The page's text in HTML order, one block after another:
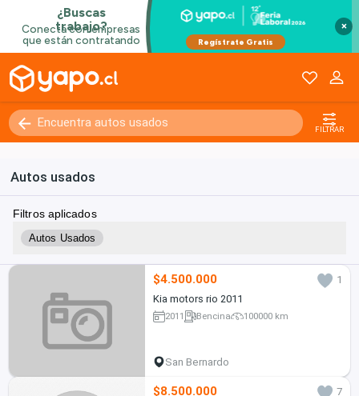
×
FILTRAR
Autos usados
Filtros aplicados
Autos Usados
$4.500.000
1
Kia motors rio 2011
2011 Bencina 100000 km
San Bernardo
$8.500.000
7